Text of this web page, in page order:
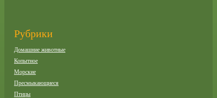
Рубрики
Домашние животные
Копытное
Морские
Пресмыкающиеся
Птицы